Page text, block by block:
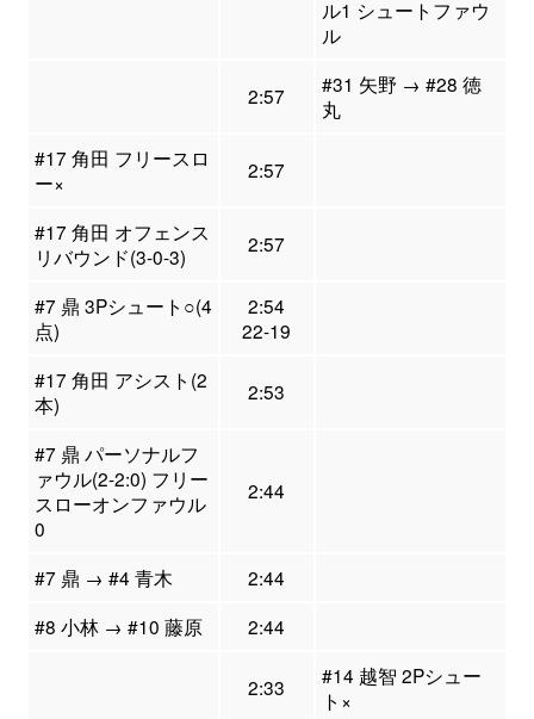
ル1 シュートファウ
ル
2:57
#31 矢野 → #28 徳
丸
#17 角田 フリースロ
ー×
2:57
#17 角田 オフェンス
リバウンド(3-0-3)
2:57
#7 鼎 3Pシュート○(4
点)
2:54
22-19
#17 角田 アシスト(2
本)
2:53
#7 鼎 パーソナルフ
ァウル(2-2:0) フリー
スローオンファウル
0
2:44
#7 鼎 → #4 青木
2:44
#8 小林 → #10 藤原
2:44
2:33
#14 越智 2Pシュー
ト×